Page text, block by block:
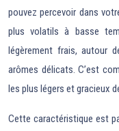
pouvez percevoir dans
plus volatils à basse
légèrement frais, autour
arômes délicats. C’est
les plus légers et gracieux
Cette caractéristique est